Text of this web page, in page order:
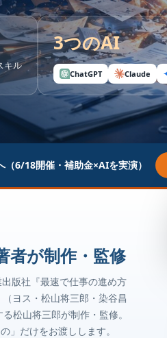
キル
3つのAI
ChatGPT Claude
（6/18開催・補助金×AIを実演）
者が制作・監修
版社『最速で仕事の進め方
ヨス・松山将三郎・染谷昌
松山将三郎が制作・監修。
」だけをお渡しします。